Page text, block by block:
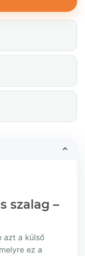
szalag –
azt a külső
ez a